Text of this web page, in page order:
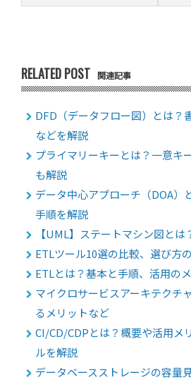
RELATED POST 関連記事
DFD（データフロー図）とは？
などを解説
プライマリーキーとは？一意キ
も解説
データ中心アプローチ（DOA）
手順を解説
【UML】ステートマシン図とは
ETLツール10選の比較、選び方
ETLとは？基本と手順、活用の
マイクロサービスアーキテクチ
るメリットなど
CI/CD/CDPとは？概要や活用メ
ルを解説
データベースストレージの容量